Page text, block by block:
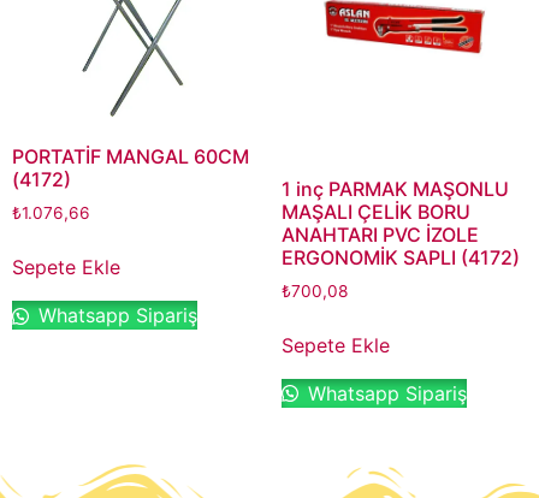
PORTATİF MANGAL 60CM
(4172)
₺1.076,66
Sepete Ekle
Whatsapp Sipariş
1 inç PARMAK MAŞONLU
MAŞALI ÇELİK BORU
ANAHTARI PVC İZOLE
ERGONOMİK SAPLI (4172)
₺700,08
Sepete Ekle
Whatsapp Sipariş